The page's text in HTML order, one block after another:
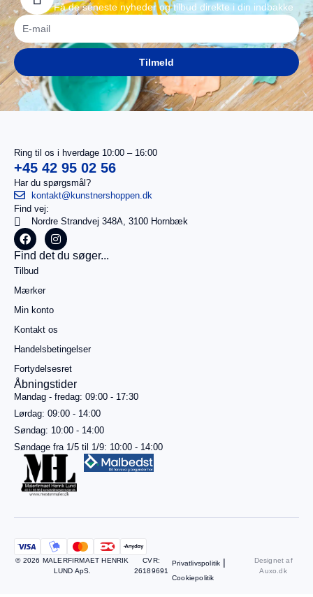
I
alt
0,00kr.
Køb for
499,00kr.
mere for
gratis
betaling
kurv
Få de seneste nyheder og tilbud direkte i din indbakke
Tilmeld
Ring til os i hverdage 10:00 – 16:00
+45 42 95 02 56
Har du spørgsmål?
kontakt@kunstnershoppen.dk
Find vej:
Nordre Strandvej 348A, 3100 Hornbæk
Find det du søger...
Tilbud
Mærker
Min konto
Kontakt os
Handelsbetingelser
Fortydelsesret
Åbningstider
Mandag - fredag: 09:00 - 17:30
Lørdag: 09:00 - 14:00
Søndag: 10:00 - 14:00
Søndage fra 1/5 til 1/9: 10:00 - 14:00
© 2026 MALERFIRMAET HENRIK
LUND ApS.
CVR:
26189691
Privatlivspolitik |
Cookiepolitik
Designet af
Auxo.dk